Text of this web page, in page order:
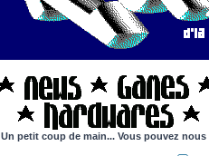
Un petit coup de main... Vous pouvez